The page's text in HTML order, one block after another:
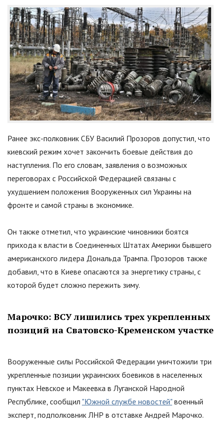
Ранее экс-полковник СБУ Василий Прозоров допустил, что
киевский режим хочет закончить боевые действия до
наступления. По его словам, заявления о возможных
переговорах с Российской Федерацией связаны с
ухудшением положения Вооруженных сил Украины на
фронте и самой страны в экономике.
Он также отметил, что украинские чиновники боятся
прихода к власти в Соединенных Штатах Америки бывшего
американского лидера Дональда Трампа. Прозоров также
добавил, что в Киеве опасаются за энергетику страны, с
которой будет сложно пережить зиму.
Марочко: ВСУ лишились трех укрепленных
позиций на Сватовско-Кременском участке
Вооруженные силы Российской Федерации уничтожили три
укрепленные позиции украинских боевиков в населенных
пунктах Невское и Макеевка в Луганской Народной
Республике, сообщил "Южной службе новостей"военный
эксперт, подполковник ЛНР в отставке Андрей Марочко.